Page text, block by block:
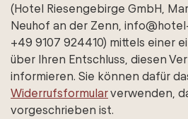
(Hotel Riesengebirge GmbH,
Neuhof an der Zenn,
+49 9107 924410) mittels einer
über Ihren Entschluss, diesen
informieren. Sie können dafür
Widerrufsformularverwenden,
vorgeschrieben ist.